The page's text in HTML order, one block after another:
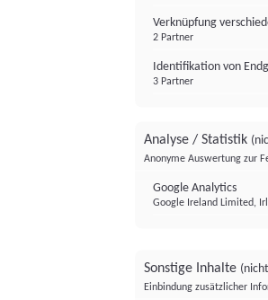
Verknüpfung
2 Partner
Identifikation von
3 Partner
Analyse / Statistik
Anonyme Auswertung zur
Google Analytics
Google Ireland Limited,
Sonstige Inhalte
Einbindung zusätzlicher